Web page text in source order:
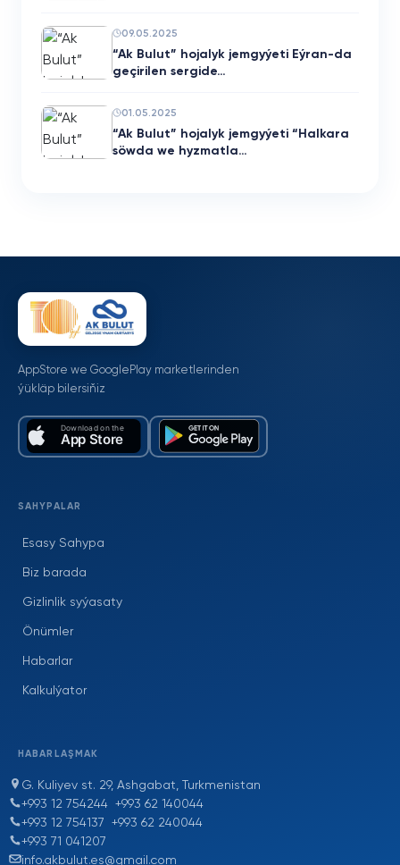
09.05.2025
“Ak Bulut” hojalyk jemgyýeti Eýran-da
geçirilen sergide…
01.05.2025
“Ak Bulut” hojalyk jemgyýeti “Halkara
söwda we hyzmatla…
AppStore we GooglePlay marketlerinden
ýükläp bilersiňiz
SAHYPALAR
Esasy Sahypa
Biz barada
Gizlinlik syýasaty
Önümler
Habarlar
Kalkulýator
HABARLAŞMAK
G. Kuliyev st. 29, Ashgabat, Turkmenistan
+993 12 754244 +993 62 140044
+993 12 754137 +993 62 240044
+993 71 041207
info.akbulut.es@gmail.com